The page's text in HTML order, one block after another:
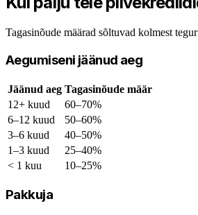
Tagasinõude määrad sõltuvad kolmest
Aegumiseni jäänud aeg
Jäänud aeg Tagasinõude määr
12+ kuud
60–70%
6–12 kuud
50–60%
3–6 kuud
40–50%
1–3 kuud
25–40%
< 1 kuu
10–25%
Pakkuja